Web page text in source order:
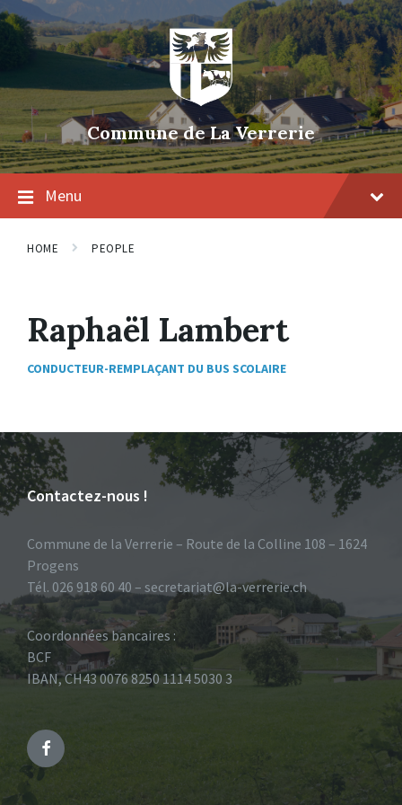
Skip
to
content
Skip
to
main
navigation
Skip
to
footer
Commune de La Verrerie
Menu
HOME PEOPLE
Raphaël Lambert
CONDUCTEUR-REMPLAÇANT DU BUS SCOLAIRE
Contactez-nous !
Commune de la Verrerie – Route de la Colline 108 – 1624
Progens
Tél. 026 918 60 40 – secretariat@la-verrerie.ch
Coordonnées bancaires :
BCF
IBAN, CH43 0076 8250 1114 5030 3
Facebook